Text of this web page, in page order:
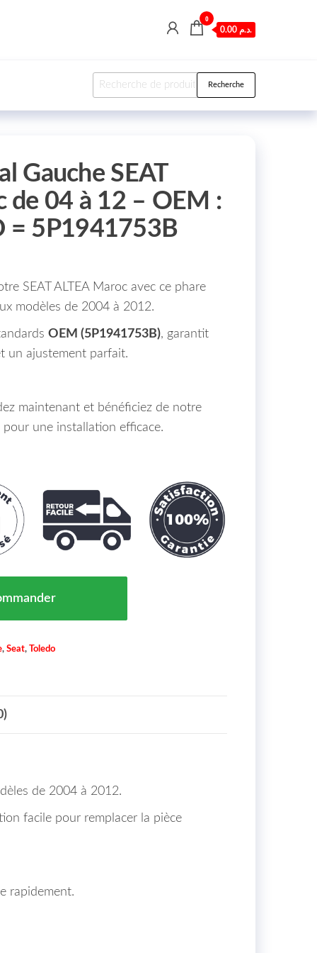
0
0.00 د.م.
Recherche pour : Recherche
Gauche SEAT
de 04 à 12 – OEM :
= 5P1941753B
SEAT ALTEA Maroc avec ce phare
modèles de 2004 à 2012.
OEM (5P1941753B), garantit
un ajustement parfait.
maintenant et bénéficiez de notre
pour une installation efficace.
, Seat, Toledo
de 2004 à 2012.
facile pour remplacer la pièce
rapidement.